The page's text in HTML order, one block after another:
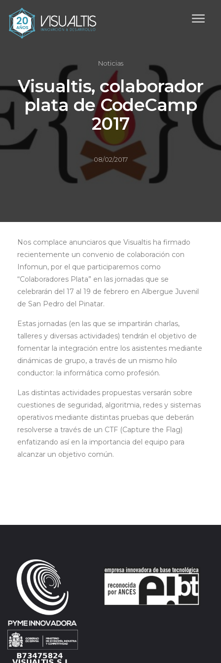
Noticias
Visualtis, colaborador
plata de CodeCamp
2017
08/02/2017
Nos complace anunciaros que Visualtis ha firmado
recientemente un convenio de colaboración con
Infomun, por el que participaremos como
“Colaboradores Plata” en las jornadas que se
celebrarán del 17 al 19 de febrero en Albergue Juvenil
de San Pedro del Pinatar.
Estas jornadas (en las que se impartirán charlas,
talleres y diversas actividades) tendrán el objetivo de
fomentar la integración entre los asistentes mediante
dinámicas de grupo, a través de un mismo hilo
conductor: la informática como profesión.
Las distintas actividades propuestas versarán sobre
cuestiones de seguridad, algoritmia, redes y sistemas
operativos mediante distintas pruebas que deberán
resolverse a través de un CTF (Capture the Flag)
enfatizando así en la importancia del equipo para
alcanzar un objetivo común.